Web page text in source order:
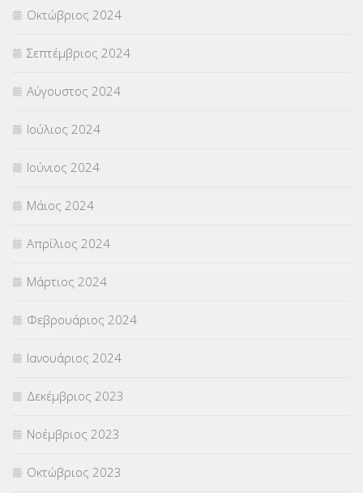
Οκτώβριος 2024
Σεπτέμβριος 2024
Αύγουστος 2024
Ιούλιος 2024
Ιούνιος 2024
Μάιος 2024
Απρίλιος 2024
Μάρτιος 2024
Φεβρουάριος 2024
Ιανουάριος 2024
Δεκέμβριος 2023
Νοέμβριος 2023
Οκτώβριος 2023